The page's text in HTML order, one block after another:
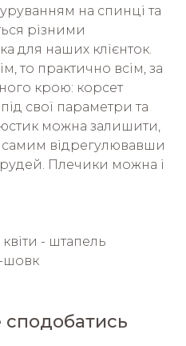
на спинці та
різними
для наших клієнток.
то практично всім, за
крою: корсет
свої параметри та
можна залишити,
самим відрегулювавши
Плечики можна і
квіти - штапель
шовк